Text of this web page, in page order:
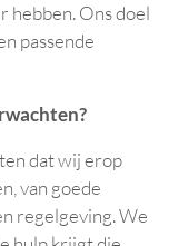
hebben. Ons doel
passende
dat wij erop
van goede
regelgeving. We